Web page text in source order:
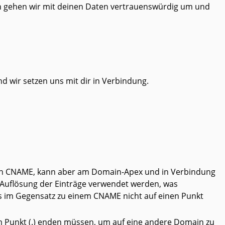
wir mit deinen Daten vertrauenswürdig um und
wir setzen uns mit dir in Verbindung.
kann aber am Domain-Apex und in Verbindung
der Einträge verwendet werden, was
Gegensatz zu einem CNAME nicht auf einen Punkt
(.) enden müssen, um auf eine andere Domain zu